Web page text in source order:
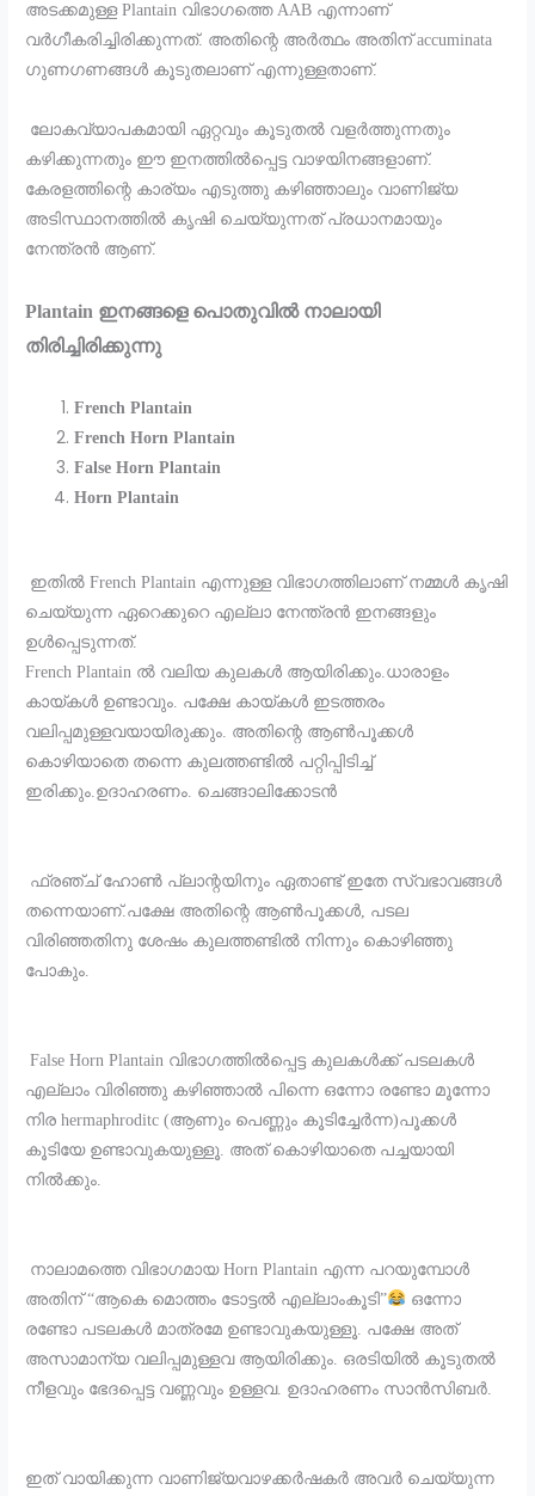
അടക്കമുള്ള Plantain വിഭാഗത്തെ AAB എന്നാണ്
വർഗീകരിച്ചിരിക്കുന്നത്. അതിന്റെ അർത്ഥം അതിന് accuminata
ഗുണഗണങ്ങൾ കൂടുതലാണ് എന്നുള്ളതാണ്.
ലോകവ്യാപകമായി ഏറ്റവും കൂടുതൽ വളർത്തുന്നതും
കഴിക്കുന്നതും ഈ ഇനത്തിൽപ്പെട്ട വാഴയിനങ്ങളാണ്.
കേരളത്തിന്റെ കാര്യം എടുത്തു കഴിഞ്ഞാലും വാണിജ്യ
അടിസ്ഥാനത്തിൽ കൃഷി ചെയ്യുന്നത് പ്രധാനമായും
നേന്ത്രൻ ആണ്.
Plantain ഇനങ്ങളെ പൊതുവിൽ നാലായി
തിരിച്ചിരിക്കുന്നു
French Plantain
French Horn Plantain
False Horn Plantain
Horn Plantain
ഇതിൽ French Plantain എന്നുള്ള വിഭാഗത്തിലാണ് നമ്മൾ കൃഷി
ചെയ്യുന്ന ഏറെക്കുറെ എല്ലാ നേന്ത്രൻ ഇനങ്ങളും
ഉൾപ്പെടുന്നത്.
French Plantain ൽ വലിയ കുലകൾ ആയിരിക്കും.ധാരാളം
കായ്കൾ ഉണ്ടാവും. പക്ഷേ കായ്കൾ ഇടത്തരം
വലിപ്പമുള്ളവയായിരുക്കും. അതിന്റെ ആൺപൂക്കൾ
കൊഴിയാതെ തന്നെ കുലത്തണ്ടിൽ പറ്റിപ്പിടിച്ച്
ഇരിക്കും.ഉദാഹരണം. ചെങ്ങാലിക്കോടൻ
ഫ്രഞ്ച് ഹോൺ പ്ലാന്റയിനും ഏതാണ്ട് ഇതേ സ്വഭാവങ്ങൾ
തന്നെയാണ്.പക്ഷേ അതിന്റെ ആൺപൂക്കൾ, പടല
വിരിഞ്ഞതിനു ശേഷം കുലത്തണ്ടിൽ നിന്നും കൊഴിഞ്ഞു
പോകും.
False Horn Plantain വിഭാഗത്തിൽപ്പെട്ട കുലകൾക്ക് പടലകൾ
എല്ലാം വിരിഞ്ഞു കഴിഞ്ഞാൽ പിന്നെ ഒന്നോ രണ്ടോ മൂന്നോ
നിര hermaphroditc (ആണും പെണ്ണും കൂടിച്ചേർന്ന)പൂക്കൾ
കൂടിയേ ഉണ്ടാവുകയുള്ളൂ. അത് കൊഴിയാതെ പച്ചയായി
നിൽക്കും.
നാലാമത്തെ വിഭാഗമായ Horn Plantain എന്ന പറയുമ്പോൾ
അതിന് “ആകെ മൊത്തം ടോട്ടൽ എല്ലാംകൂടി”
ഒന്നോ
രണ്ടോ പടലകൾ മാത്രമേ ഉണ്ടാവുകയുള്ളൂ. പക്ഷേ അത്
അസാമാന്യ വലിപ്പമുള്ളവ ആയിരിക്കും. ഒരടിയിൽ കൂടുതൽ
നീളവും ഭേദപ്പെട്ട വണ്ണവും ഉള്ളവ. ഉദാഹരണം സാൻസിബർ.
ഇത് വായിക്കുന്ന വാണിജ്യവാഴക്കർഷകർ അവർ ചെയ്യുന്ന